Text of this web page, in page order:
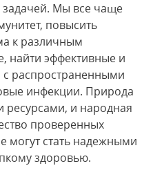
задачей. Мы все чаще
повысить
к различным
найти эффективные и
распространенными
инфекции. Природа
ресурсами, и народная
проверенных
могут стать надежными
здоровью.